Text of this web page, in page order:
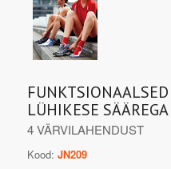
LÜHIKESE SÄÄREGA
4 VÄRVILAHENDUST
Kood: JN209